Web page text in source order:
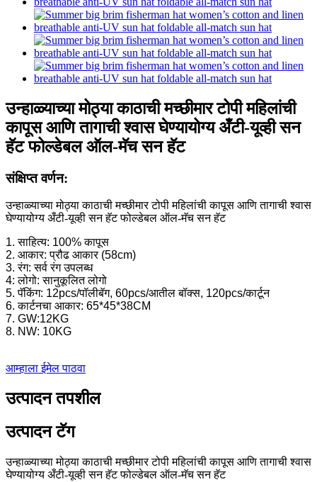
उन्हाळ्याच्या मोठ्या काठाची मच्छीमार टोपी महिलांची
कापूस आणि तागाची श्वास घेण्यायोग्य अँटी-यूव्ही सन
हॅट फोल्डेबल ऑल-मॅच सन हॅट
संक्षिप्त वर्णन:
उन्हाळ्याच्या मोठ्या काठाची मच्छीमार टोपी महिलांची कापूस आणि तागाची श्वास
घेण्यायोग्य अँटी-यूव्ही सन हॅट फोल्डेबल ऑल-मॅच सन हॅट
1. साहित्य: 100% कापूस
2. आकार: प्रौढ आकार (58cm)
3. रंग: सर्व रंग उपलब्ध
4: लोगो: सानुकूलित लोगो
5. पॅकिंग: 12pcs/पॉलीबॅग, 60pcs/आतील बॉक्स, 120pcs/कार्टून
6. कार्टनचा आकार: 65*45*38CM
7. GW:12KG
8. NW: 10KG
आम्हाला ईमेल पाठवा
उत्पादन तपशील
उत्पादन टॅग
उन्हाळ्याच्या मोठ्या काठाची मच्छीमार टोपी महिलांची कापूस आणि तागाची श्वास
घेण्यायोग्य अँटी-यूव्ही सन हॅट फोल्डेबल ऑल-मॅच सन हॅट